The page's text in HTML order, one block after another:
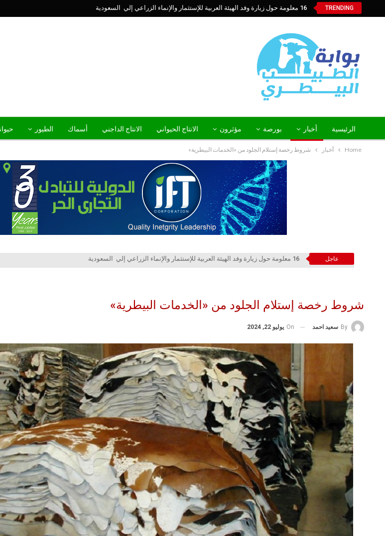
TRENDING 16 معلومة حول زيارة وفد الهيئة العربية للإستثمار والإنماء الزراعي إلي السعودية
الرئيسية أخبار بورصة مؤثرون الانتاج الحيواني الانتاج الداجني أسماك الطيور
Home أخبار شروط رخصة إستلام الجلود من «الخدمات البيطرية»
عاجل 16 معلومة حول زيارة وفد الهيئة العربية للإستثمار والإنماء الزراعي إلي السعودية
شروط رخصة إستلام الجلود من «الخدمات البيطرية»
By سعيد احمد On يوليو 22, 2024